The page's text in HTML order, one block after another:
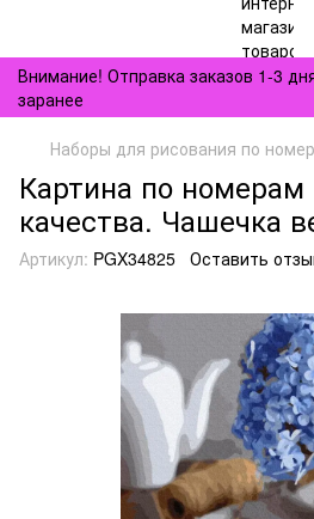
Внимание! Отправка заказов 1-3
заранее
Наборы для рисования по
Картина по номерам
качества. Чашечка
Артикул: PGX34825 Оставить